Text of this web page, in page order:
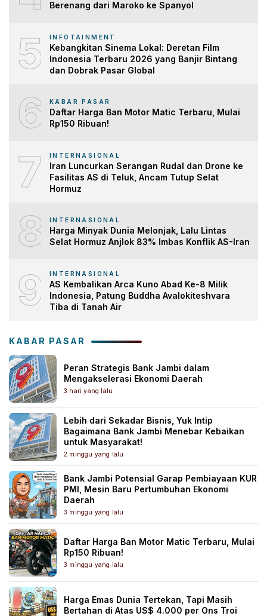
Berenang dari Maroko ke Spanyol
5 INFOTAINMENT
Kebangkitan Sinema Lokal: Deretan Film
Indonesia Terbaru 2026 yang Banjir Bintang
dan Dobrak Pasar Global
6 KABAR PASAR
Daftar Harga Ban Motor Matic Terbaru, Mulai
Rp150 Ribuan!
7 INTERNASIONAL
Iran Luncurkan Serangan Rudal dan Drone ke
Fasilitas AS di Teluk, Ancam Tutup Selat
Hormuz
8 INTERNASIONAL
Harga Minyak Dunia Melonjak, Lalu Lintas
Selat Hormuz Anjlok 83% Imbas Konflik AS-Iran
9 INTERNASIONAL
AS Kembalikan Arca Kuno Abad Ke-8 Milik
Indonesia, Patung Buddha Avalokiteshvara
Tiba di Tanah Air
KABAR PASAR
Peran Strategis Bank Jambi dalam
Mengakselerasi Ekonomi Daerah
3 hari yang lalu
Lebih dari Sekadar Bisnis, Yuk Intip
Bagaimana Bank Jambi Menebar Kebaikan
untuk Masyarakat!
2 minggu yang lalu
Bank Jambi Potensial Garap Pembiayaan KUR
PMI, Mesin Baru Pertumbuhan Ekonomi
Daerah
3 minggu yang lalu
Daftar Harga Ban Motor Matic Terbaru, Mulai
Rp150 Ribuan!
3 minggu yang lalu
Harga Emas Dunia Tertekan, Tapi Masih
Bertahan di Atas US$ 4.000 per Ons Troi